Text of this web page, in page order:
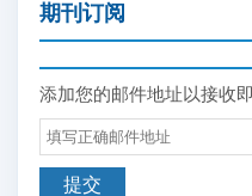
期刊订阅
添加您的邮件地址以接收